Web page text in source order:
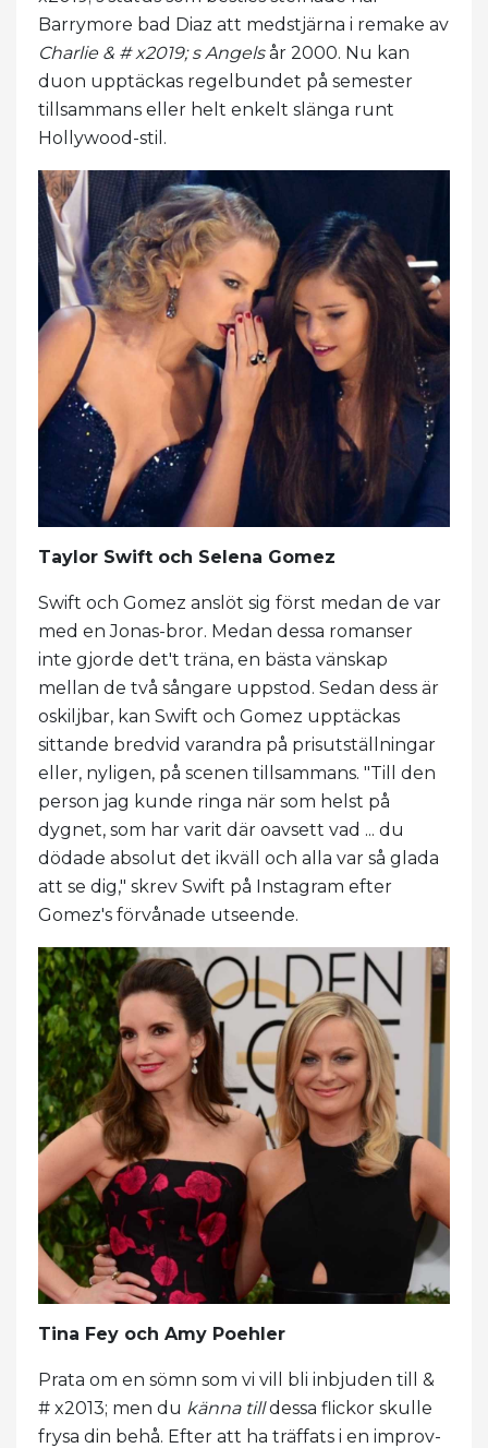
Barrymore bad Diaz att medstjärna i remake av
Charlie & # x2019; s Angelsår 2000. Nu kan
duon upptäckas regelbundet på semester
tillsammans eller helt enkelt slänga runt
Hollywood-stil.
Taylor Swift och Selena Gomez
Swift och Gomez anslöt sig först medan de var
med en Jonas-bror. Medan dessa romanser
inte gjorde det't träna, en bästa vänskap
mellan de två sångare uppstod. Sedan dess är
oskiljbar, kan Swift och Gomez upptäckas
sittande bredvid varandra på prisutställningar
eller, nyligen, på scenen tillsammans. "Till den
person jag kunde ringa när som helst på
dygnet, som har varit där oavsett vad ... du
dödade absolut det ikväll och alla var så glada
att se dig," skrev Swift på Instagram efter
Gomez's förvånade utseende.
Tina Fey och Amy Poehler
Prata om en sömn som vi vill bli inbjuden till &
# x2013; men du känna tilldessa flickor skulle
frysa din behå. Efter att ha träffats i en improv-